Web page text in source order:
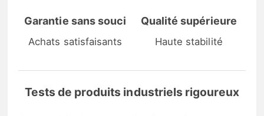
Garantie sans souci
Achats satisfaisants
Qualité supérieure
Haute stabilité
Tests de produits industriels rigoureux